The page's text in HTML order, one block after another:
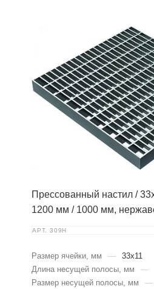
Прессованный настил /
1200 мм / 1000 мм,
АРТ. 309Н
Размер ячейки, мм —
33х11
Длина несущей полосы, мм
—
Размер несущей полосы, мм
—